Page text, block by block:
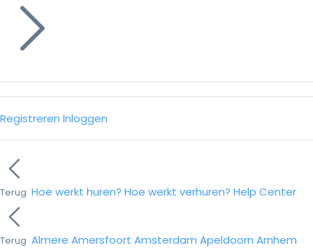
Registreren Inloggen
Terug Hoe werkt huren? Hoe werkt verhuren? Help Center
Terug Almere Amersfoort Amsterdam Apeldoorn Arnhem